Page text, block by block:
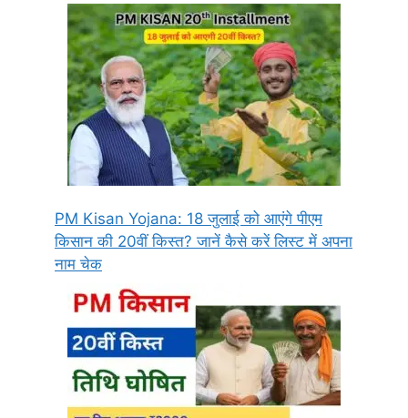
PM Kisan Yojana: 18 जुलाई को आएंगे पीएम
किसान की 20वीं किस्त? जानें कैसे करें लिस्ट में अपना
नाम चेक